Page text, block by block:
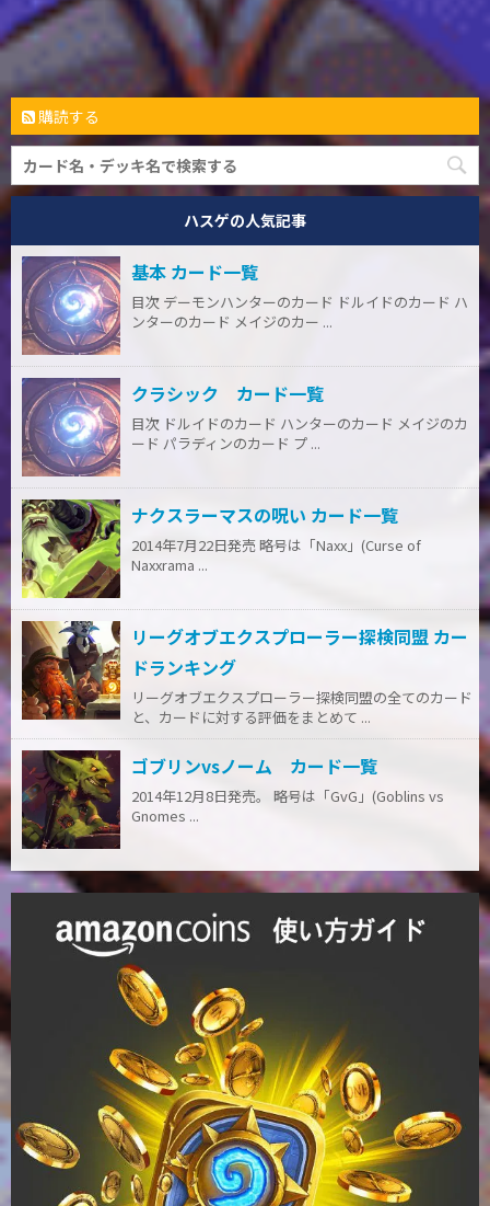
購読する
ハスゲの人気記事
基本 カード一覧
目次 デーモンハンターのカード ドルイドのカード ハ
ンターのカード メイジのカー ...
クラシック カード一覧
目次 ドルイドのカード ハンターのカード メイジのカ
ード パラディンのカード プ ...
ナクスラーマスの呪い カード一覧
2014年7月22日発売 略号は「Naxx」(Curse of
Naxxrama ...
リーグオブエクスプローラー探検同盟 カー
ドランキング
リーグオブエクスプローラー探検同盟の全てのカード
と、カードに対する評価をまとめて ...
ゴブリンvsノーム カード一覧
2014年12月8日発売。 略号は「GvG」(Goblins vs
Gnomes ...